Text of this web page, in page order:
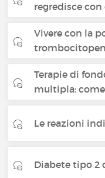
regredisce
Vivere con la
Terapie di
multipla: come
Le reazioni
Diabete tipo 2